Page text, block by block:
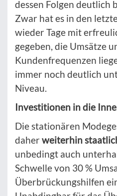
dessen Folgen deutlich
Zwar hat es in den
wieder Tage mit
gegeben, die Umsätze
Kundenfrequenzen
immer noch deutlich
Niveau.
Investitionen in die
Die stationären
daherweiterhin
unbedingt auch
Schwelle von 30 %
Überbrückungshilfen